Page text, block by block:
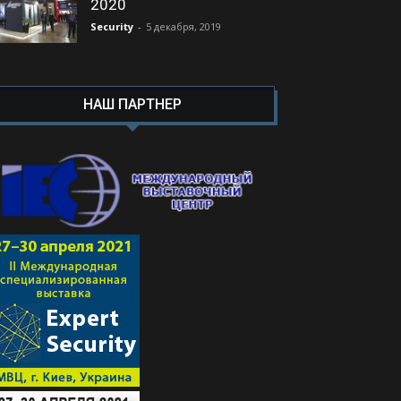
2020
Security - 5 декабря, 2019
НАШ ПАРТНЕР